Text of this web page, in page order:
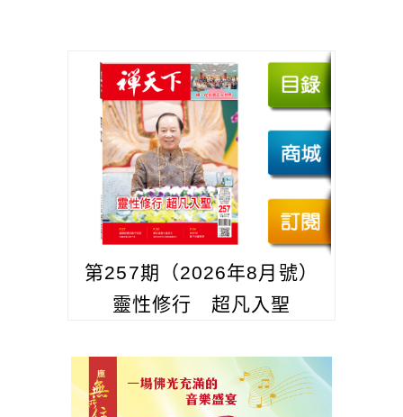
第257期（2026年8月號）
靈性修行 超凡入聖